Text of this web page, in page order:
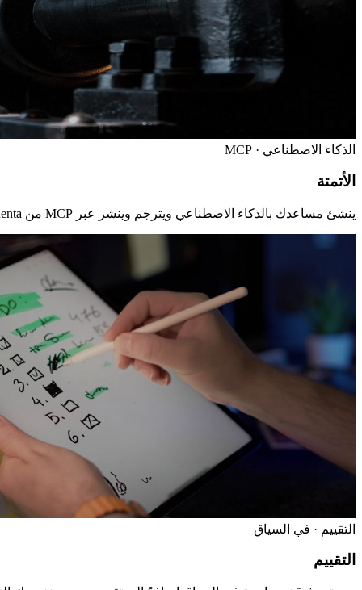
الذكاء الاصطناعي · MCP
الأتمتة
ينشئ مساعدك بالذكاء الاصطناعي ويترجم وينشر عبر MCP من Sonenta، حيث تكتب الشيفرة.
التقييم · في السياق
التقييم